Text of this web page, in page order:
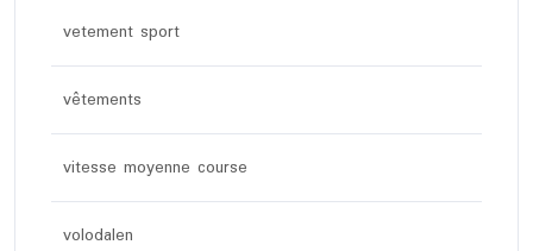
vetement sport
vêtements
vitesse moyenne course
volodalen